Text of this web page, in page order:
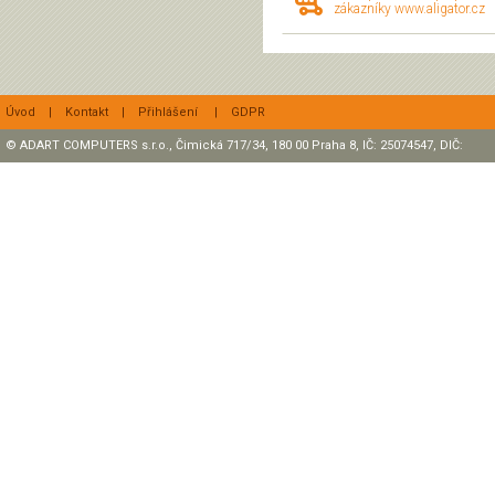
zákazníky www.aligator.cz
Úvod | Kontakt | Přihlášení | GDPR
© ADART COMPUTERS s.r.o., Čimická 717/34, 180 00 Praha 8, IČ: 25074547, DIČ: